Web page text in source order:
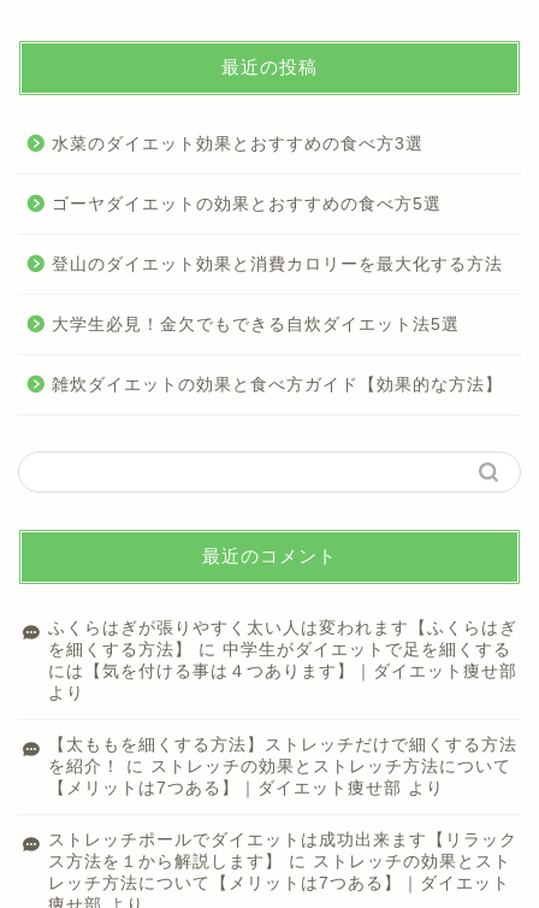
最近の投稿
水菜のダイエット効果とおすすめの食べ方3選
ゴーヤダイエットの効果とおすすめの食べ方5選
登山のダイエット効果と消費カロリーを最大化する方法
大学生必見！金欠でもできる自炊ダイエット法5選
雑炊ダイエットの効果と食べ方ガイド【効果的な方法】
最近のコメント
ふくらはぎが張りやすく太い人は変われます【ふくらはぎ
を細くする方法】
に 中学生がダイエットで足を細くする
には【気を付ける事は４つあります】｜ダイエット痩せ部
より
【太ももを細くする方法】ストレッチだけで細くする方法
を紹介！
に
ストレッチの効果とストレッチ方法について
【メリットは7つある】｜ダイエット痩せ部 より
ストレッチポールでダイエットは成功出来ます【リラック
ス方法を１から解説します】
に
ストレッチの効果とスト
レッチ方法について【メリットは7つある】｜ダイエット